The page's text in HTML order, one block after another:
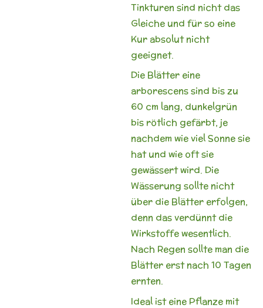
Tinkturen sind nicht das
Gleiche und für so eine
Kur absolut nicht
geeignet.
Die Blätter eine
arborescens sind bis zu
60 cm lang, dunkelgrün
bis rötlich gefärbt, je
nachdem wie viel Sonne sie
hat und wie oft sie
gewässert wird. Die
Wässerung sollte nicht
über die Blätter erfolgen,
denn das verdünnt die
Wirkstoffe wesentlich.
Nach Regen sollte man die
Blätter erst nach 10 Tagen
ernten.
Ideal ist eine Pflanze mit